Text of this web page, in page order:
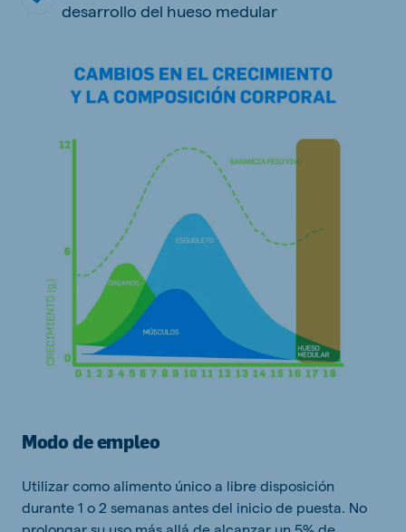
desarrollo del hueso medular
Modo de empleo
Utilizar como alimento único a libre disposición
durante 1 o 2 semanas antes del inicio de puesta. No